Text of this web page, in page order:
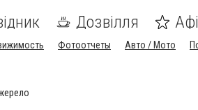
Дозвілля
Фотоотчеты Авто / Мото